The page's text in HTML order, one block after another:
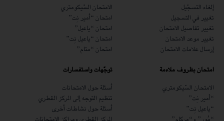
إلغاء التسجّيل
تغيير في التسجيل
تغيير تفاصيل الامتحان
تغيير موعد الامتحان
إرسال علامات الامتحان
الامتحان السّيكومتري
امتحان “أمير نِت”
امتحان “ياعيل”
امتحان “ياعيل نِت”
امتحان “متام”
امتحان بظروف ملاءمة
الامتحان السّيكومتري
“أمير نِت”
“ياعيل نِت”
توجّهات واستفسارات
أسئلة حول الامتحانات
تنظيم التوجه إلى المركز القطري
أسئلة حول نشاطات أخرى